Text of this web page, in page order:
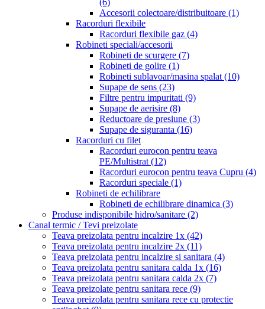
(6)
Accesorii colectoare/distribuitoare (1)
Racorduri flexibile
Racorduri flexibile gaz (4)
Robineti speciali/accesorii
Robineti de scurgere (7)
Robineti de golire (1)
Robineti sublavoar/masina spalat (10)
Supape de sens (23)
Filtre pentru impuritati (9)
Supape de aerisire (8)
Reductoare de presiune (3)
Supape de siguranta (16)
Racorduri cu filet
Racorduri eurocon pentru teava
PE/Multistrat (12)
Racorduri eurocon pentru teava Cupru (4)
Racorduri speciale (1)
Robineti de echilibrare
Robineti de echilibrare dinamica (3)
Produse indisponibile hidro/sanitare (2)
Canal termic / Tevi preizolate
Teava preizolata pentru incalzire 1x (42)
Teava preizolata pentru incalzire 2x (11)
Teava preizolata pentru incalzire si sanitara (4)
Teava preizolata pentru sanitara calda 1x (16)
Teava preizolata pentru sanitara calda 2x (7)
Teava preizolate pentru sanitara rece (9)
Teava preizolata pentru sanitara rece cu protectie